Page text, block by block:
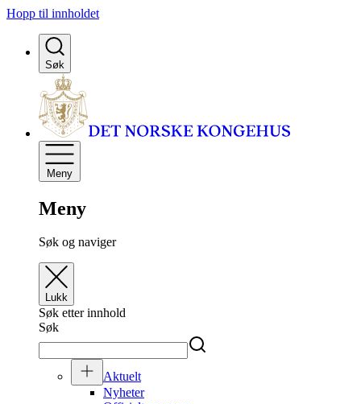
Hopp til innholdet
Søk
Meny
Meny
Søk og naviger
Lukk
Søk etter innhold
Søk
Aktuelt
Nyheter